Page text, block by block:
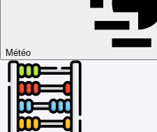
Météo